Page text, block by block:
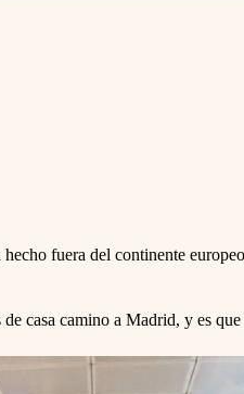
fuera del continente
casa camino a Madrid, y es